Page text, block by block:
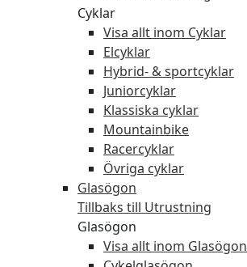
Cyklar
Visa allt inom Cyklar
Elcyklar
Hybrid- & sportcyklar
Juniorcyklar
Klassiska cyklar
Mountainbike
Racercyklar
Övriga cyklar
Glasögon
Tillbaks till Utrustning
Glasögon
Visa allt inom Glasögon